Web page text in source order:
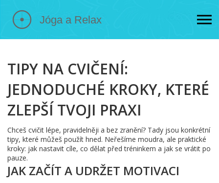
TIPY NA CVIČENÍ:
JEDNODUCHÉ KROKY, KTERÉ
ZLEPŠÍ TVOJI PRAXI
Chceš cvičit lépe, pravidelněji a bez zranění? Tady jsou konkrétní
tipy, které můžeš použít hned. Neřešíme moudra, ale praktické
kroky: jak nastavit cíle, co dělat před tréninkem a jak se vrátit po
pauze.
JAK ZAČÍT A UDRŽET MOTIVACI